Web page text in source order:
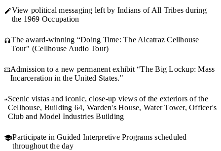
View political messaging left by Indians of All Tribes during
the 1969 Occupation
The award-winning “Doing Time: The Alcatraz Cellhouse
Tour" (Cellhouse Audio Tour)
Admission to a new permanent exhibit “The Big Lockup: Mass
Incarceration in the United States."
Scenic vistas and iconic, close-up views of the exteriors of the
Cellhouse, Building 64, Warden's House, Water Tower, Officer's
Club and Model Industries Building
Participate in Guided Interpretive Programs scheduled
throughout the day